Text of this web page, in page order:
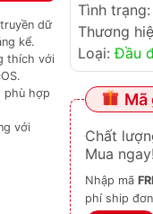
dữ
kể.
thích với
phù hợp
với
Tình trạng:
Thương
Loại:Đầu
Mã
Chất
Mua ngay!
Nhập mã
phí ship